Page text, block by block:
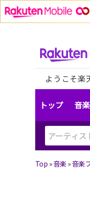
ようこそ楽
トップ 音楽
Top »音楽 »音楽